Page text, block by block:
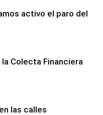
activo el paro del
Colecta Financiera
las calles